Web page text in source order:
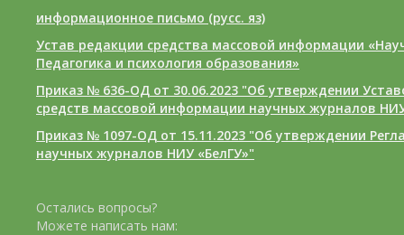
информационное письмо (русс. яз)
Устав редакции средства массовой информации
Педагогика и психология образования»
Приказ № 636-ОД от 30.06.2023 "Об утверждении
средств массовой информации научных журналов
Приказ № 1097-ОД от 15.11.2023 "Об утверждении
научных журналов НИУ «БелГУ»"
Остались вопросы?
Можете написать нам: